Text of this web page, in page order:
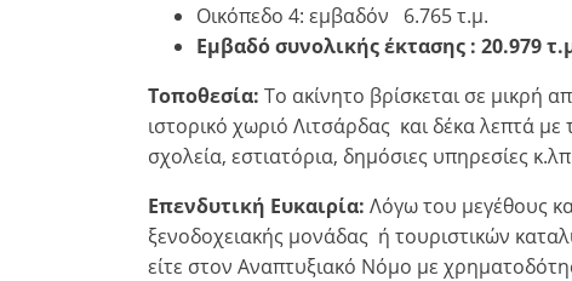
Οικόπεδο 4: εμβαδόν 6.765 τ.μ.
Εμβαδό συνολικής έκτασης : 20.979
Τοποθεσία: Το ακίνητο βρίσκεται σε μικρή
ιστορικό χωριό Λιτσάρδας και δέκα λεπτά
σχολεία, εστιατόρια, δημόσιες υπηρεσίες
Επενδυτική Ευκαιρία: Λόγω του μεγέθους
ξενοδοχειακής μονάδας ή τουριστικών
είτε στον Αναπτυξιακό Νόμο με
Αποθήκευση
λογαριασμό?